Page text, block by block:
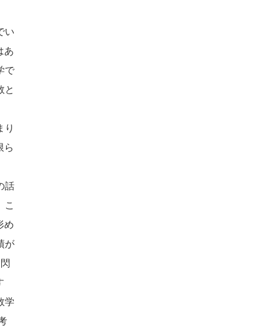
い
あ
で
と
り
ら
話
こ
め
が
学